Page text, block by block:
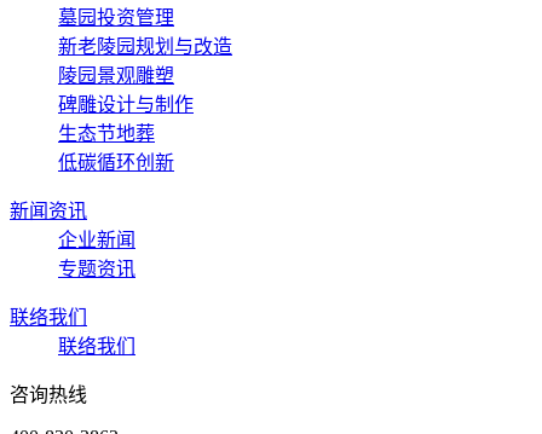
墓园投资管理
新老陵园规划与改造
陵园景观雕塑
碑雕设计与制作
生态节地葬
低碳循环创新
新闻资讯
企业新闻
专题资讯
联络我们
联络我们
咨询热线